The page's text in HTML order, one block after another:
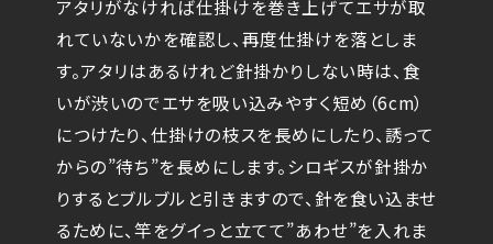
アタリがなければ仕掛けを巻き上げてエサが取
れていないかを確認し、再度仕掛けを落としま
す。アタリはあるけれど針掛かりしない時は、食
いが渋いのでエサを吸い込みやすく短め（6cm）
につけたり、仕掛けの枝スを長めにしたり、誘って
からの”待ち”を長めにします。シロギスが針掛か
りするとブルブルと引きますので、針を食い込ませ
るために、竿をグイっと立てて”あわせ”を入れま